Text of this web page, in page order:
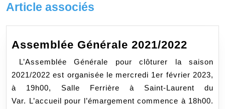
Article associés
Assemblée Générale 2021/2022
2021/
­ L’Assemblée Générale pour clôturer la saison
2021/2022 est organisée le mercredi 1er février 2023,
à 19h00, Salle Ferrière à Saint-Laurent du
Var. L’accueil pour l’émargement commence à 18h00.